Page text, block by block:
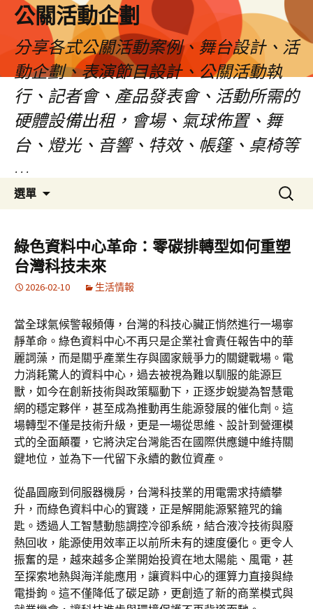
公關活動企劃
分享各式公關活動案例、舞台設計、活
動企劃、表演節目設計、公關活動執
行、記者會、產品發表會、活動所需的
硬體設備出租，會場、氣球佈置、舞
台、燈光、音響、特效、帳篷、桌椅等
…
選單
要
內
容
搜
尋
鍵
字:
綠色資料中心革命：零碳排轉型如何重塑
台灣科技未來
2026-02-10 生活情報
當全球氣候警報頻傳，台灣的科技心臟正悄然進行一場寧
靜革命。綠色資料中心不再只是企業社會責任報告中的華
麗詞藻，而是關乎產業生存與國家競爭力的關鍵戰場。電
力消耗驚人的資料中心，過去被視為難以馴服的能源巨
獸，如今在創新技術與政策驅動下，正逐步蛻變為智慧電
網的穩定夥伴，甚至成為推動再生能源發展的催化劑。這
場轉型不僅是技術升級，更是一場從思維、設計到營運模
式的全面顛覆，它將決定台灣能否在國際供應鏈中維持關
鍵地位，並為下一代留下永續的數位資產。
從晶圓廠到伺服器機房，台灣科技業的用電需求持續攀
升，而綠色資料中心的實踐，正是解開能源緊箍咒的鑰
匙。透過人工智慧動態調控冷卻系統，結合液冷技術與廢
熱回收，能源使用效率正以前所未有的速度優化。更令人
振奮的是，越來越多企業開始投資在地太陽能、風電，甚
至探索地熱與海洋能應用，讓資料中心的運算力直接與綠
電掛鉤。這不僅降低了碳足跡，更創造了新的商業模式與